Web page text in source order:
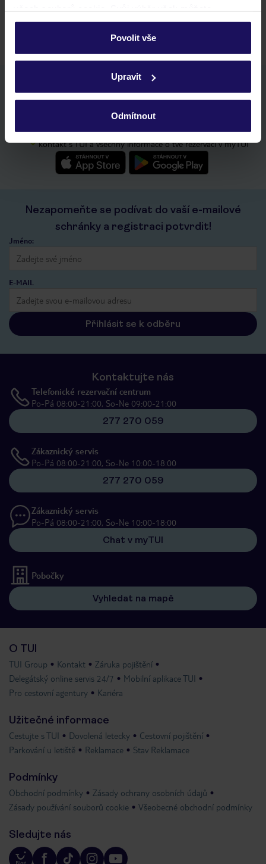
personalizovat v sekci „Personalizace“.
Podrobné informace o souborech cookie naleznete v
ochrany osobních údajů.
Povolit vše
Upravit
Odmítnout
Stáhněte si bezplatnou aplikaci TUI
rychlé vyhledávání a prohlížení nabídek
seznam oblíbených nabídek a možnost jejich sdílení
historie vyhledávání a naposledy zobrazené nabídky
kontakt s TUI a všechny informace o tvé rezervaci v myTUI
Nezapomeňte se podívat do vaší e-mailové
schránky a registraci potvrdit!
Jméno:
E-MAIL
Přihlásit se k odběru
Kontaktujte nás
Telefonické rezervační centrum
Po-Pá 08:00-21:00, So-Ne 09:00-21:00
277 270 059
Zákaznický servis
Po-Pá 08:00-21:00, So-Ne 10:00-18:00
277 270 059
Zákaznický servis
Po-Pá 08:00-21:00, So-Ne 10:00-18:00
Chat v myTUI
Pobočky
Vyhledat na mapě
O TUI
TUI Group Kontakt
Záruka pojištění
Delegátský online servis 24/7
Mobilní aplikace TUI
Pro cestovní agentury
Kariéra
Užitečné informace
Cestujte s TUI Dovolená letecky
Cestovní pojištění
Parkování u letiště
Reklamace Stav Reklamace
Podmínky
Obchodní podmínky
Zásady ochrany osobních údajů
Zásady používání souborů cookie
Všeobecné obchodní podmínky
Sledujte nás